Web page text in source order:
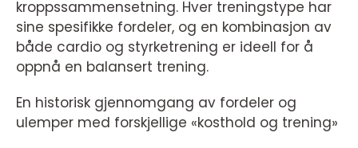
kroppssammensetning. Hver treningstype har
sine spesifikke fordeler, og en kombinasjon av
både cardio og styrketrening er ideell for å
oppnå en balansert trening.
En historisk gjennomgang av fordeler og
ulemper med forskjellige «kosthold og trening»